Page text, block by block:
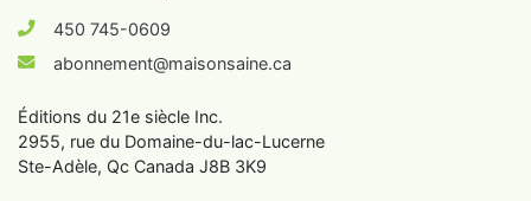
450 745-0609
abonnement@maisonsaine.ca
Éditions du 21e siècle Inc.
2955, rue du Domaine-du-lac-Lucerne
Ste-Adèle, Qc Canada J8B 3K9